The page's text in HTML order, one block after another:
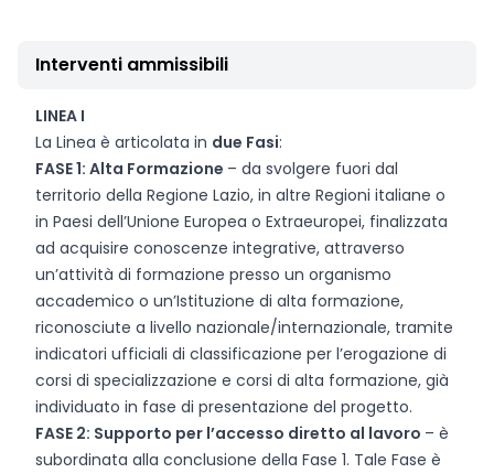
Interventi ammissibili
LINEA I
La Linea è articolata in due Fasi:
FASE 1: Alta Formazione – da svolgere fuori dal
territorio della Regione Lazio, in altre Regioni italiane o
in Paesi dell’Unione Europea o Extraeuropei, finalizzata
ad acquisire conoscenze integrative, attraverso
un’attività di formazione presso un organismo
accademico o un’Istituzione di alta formazione,
riconosciute a livello nazionale/internazionale, tramite
indicatori ufficiali di classificazione per l’erogazione di
corsi di specializzazione e corsi di alta formazione, già
individuato in fase di presentazione del progetto.
FASE 2: Supporto per l’accesso diretto al lavoro – è
subordinata alla conclusione della Fase 1. Tale Fase è